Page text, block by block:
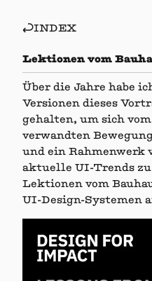
INDEX
Lektionen vom
Über die Jahre habe
Versionen dieses
gehalten, um sich
verwandten
und ein Rahmenwerk
aktuelle UI-Trends
Lektionen vom
UI-Design-Systemen